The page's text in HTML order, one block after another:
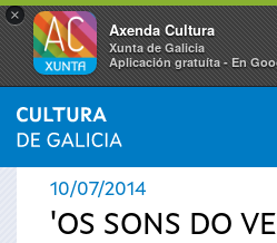
×
Axenda Cultura
Xunta de Galicia
Aplicación gratuíta - En
Se
encuentra
INICIO › ACTUALIDAD
10/07/2014
'OS SONS DO